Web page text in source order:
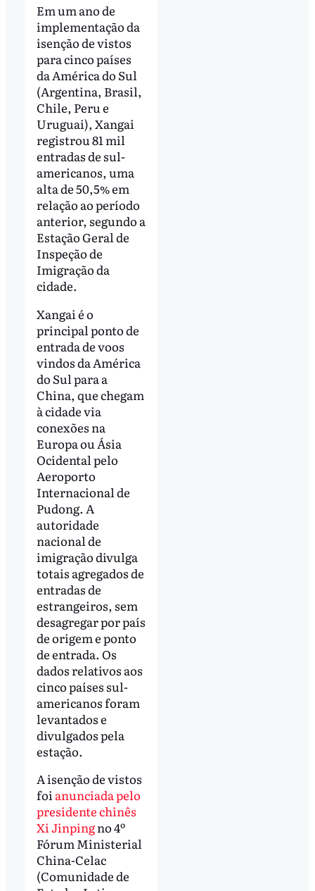
Em um ano de
implementação da
isenção de vistos
para cinco países
da América do Sul
(Argentina, Brasil,
Chile, Peru e
Uruguai), Xangai
registrou 81 mil
entradas de sul-
americanos, uma
alta de 50,5% em
relação ao período
anterior, segundo a
Estação Geral de
Inspeção de
Imigração da
cidade.
Xangai é o
principal ponto de
entrada de voos
vindos da América
do Sul para a
China, que chegam
à cidade via
conexões na
Europa ou Ásia
Ocidental pelo
Aeroporto
Internacional de
Pudong. A
autoridade
nacional de
imigração divulga
totais agregados de
entradas de
estrangeiros, sem
desagregar por país
de origem e ponto
de entrada. Os
dados relativos aos
cinco países sul-
americanos foram
levantados e
divulgados pela
estação.
A isenção de vistos
foianunciada pelo
presidente chinês
Xi Jinpingno 4º
Fórum Ministerial
China-Celac
(Comunidade de